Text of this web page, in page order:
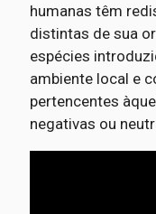
humanas têm
distintas de sua
espécies
ambiente local e
pertencentes
negativas ou